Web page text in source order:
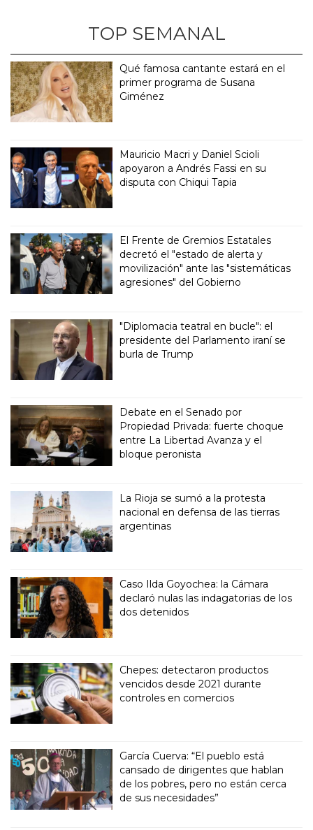
TOP SEMANAL
Qué famosa cantante estará en el
primer programa de Susana
Giménez
Mauricio Macri y Daniel Scioli
apoyaron a Andrés Fassi en su
disputa con Chiqui Tapia
El Frente de Gremios Estatales
decretó el "estado de alerta y
movilización" ante las "sistemáticas
agresiones" del Gobierno
"Diplomacia teatral en bucle": el
presidente del Parlamento iraní se
burla de Trump
Debate en el Senado por
Propiedad Privada: fuerte choque
entre La Libertad Avanza y el
bloque peronista
La Rioja se sumó a la protesta
nacional en defensa de las tierras
argentinas
Caso Ilda Goyochea: la Cámara
declaró nulas las indagatorias de los
dos detenidos
Chepes: detectaron productos
vencidos desde 2021 durante
controles en comercios
García Cuerva: “El pueblo está
cansado de dirigentes que hablan
de los pobres, pero no están cerca
de sus necesidades”